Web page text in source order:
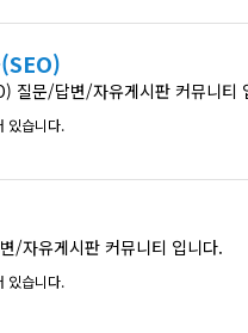
질문/답변/자유게시판 커뮤니티
있습니다.
/자유게시판 커뮤니티 입니다.
있습니다.